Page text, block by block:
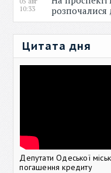
10:33
розпочалися
Цитата дня
Депутати Одеської
погашення кредиту